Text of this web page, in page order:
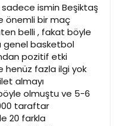
ismin Beşiktaş
önemli bir maç
belli , fakat böyle
genel basketbol
pozitif etki
henüz fazla ilgi yok
almayı
olmuştu ve 5-6
taraftar
20 farkla